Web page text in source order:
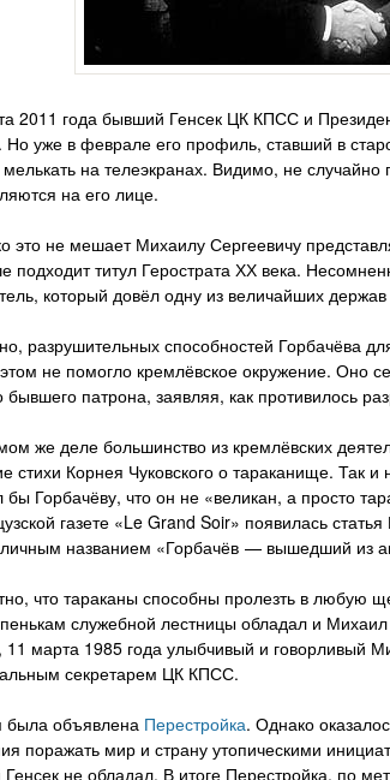
2011 года бывший Генсек ЦК КПСС и
Но уже в феврале его профиль, ставший в
на телеэкранах. Видимо, не случайно
на его лице.
это не мешает Михаилу Сергеевичу
подходит титул Герострата ХХ века.
который довёл одну из величайших
разрушительных способностей Горбачёва
не помогло кремлёвское окружение. Оно
бывшего патрона, заявляя, как противилось
же деле большинство из кремлёвских
стихи Корнея Чуковского о тараканище. Так
бы Горбачёву, что он не «великан, а просто
газете «Le Grand Soir» появилась
названием «Горбачёв — вышедший из
что тараканы способны пролезть в любую
служебной лестницы обладал и
11 марта 1985 года улыбчивый и говорливый
секретарем ЦК КПСС.
была объявлена Перестройка. Однако
поражать мир и страну утопическими
Генсек не обладал. В итоге Перестройка, по